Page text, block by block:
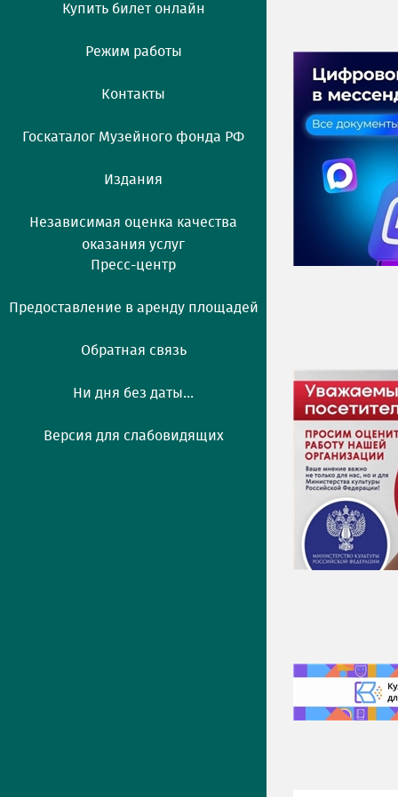
Купить билет онлайн
Режим работы
Контакты
Госкаталог Музейного фонда РФ
Издания
Независимая оценка качества
оказания услуг
Пресс-центр
Предоставление в аренду площадей
Обратная связь
Ни дня без даты...
Версия для слабовидящих